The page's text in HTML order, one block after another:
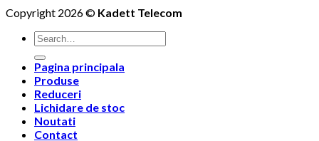
Copyright 2026 © Kadett Telecom
Search
for:
Pagina principala
Produse
Reduceri
Lichidare de stoc
Noutati
Contact